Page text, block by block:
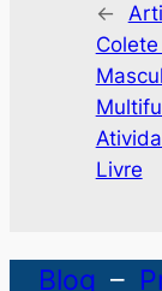
←
Livre
Blog –